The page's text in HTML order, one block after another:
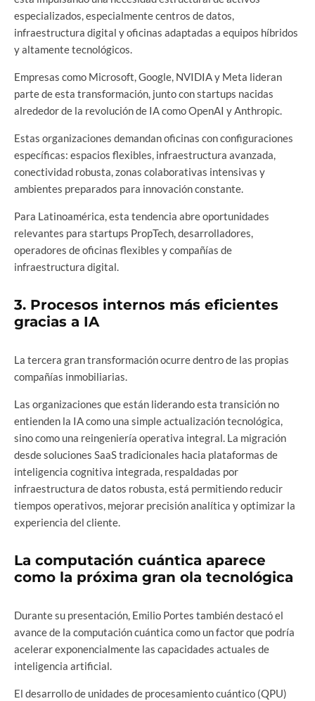
especializados, especialmente centros de datos,
infraestructura digital y oficinas adaptadas a equipos híbridos
y altamente tecnológicos.
Empresas como Microsoft, Google, NVIDIA y Meta lideran
parte de esta transformación, junto con startups nacidas
alrededor de la revolución de IA como OpenAI y Anthropic.
Estas organizaciones demandan oficinas con configuraciones
específicas: espacios flexibles, infraestructura avanzada,
conectividad robusta, zonas colaborativas intensivas y
ambientes preparados para innovación constante.
Para Latinoamérica, esta tendencia abre oportunidades
relevantes para startups PropTech, desarrolladores,
operadores de oficinas flexibles y compañías de
infraestructura digital.
3. Procesos internos más eficientes
gracias a IA
La tercera gran transformación ocurre dentro de las propias
compañías inmobiliarias.
Las organizaciones que están liderando esta transición no
entienden la IA como una simple actualización tecnológica,
sino como una reingeniería operativa integral. La migración
desde soluciones SaaS tradicionales hacia plataformas de
inteligencia cognitiva integrada, respaldadas por
infraestructura de datos robusta, está permitiendo reducir
tiempos operativos, mejorar precisión analítica y optimizar la
experiencia del cliente.
La computación cuántica aparece
como la próxima gran ola tecnológica
Durante su presentación, Emilio Portes también destacó el
avance de la computación cuántica como un factor que podría
acelerar exponencialmente las capacidades actuales de
inteligencia artificial.
El desarrollo de unidades de procesamiento cuántico (QPU)